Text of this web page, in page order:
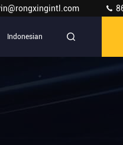
Indonesian